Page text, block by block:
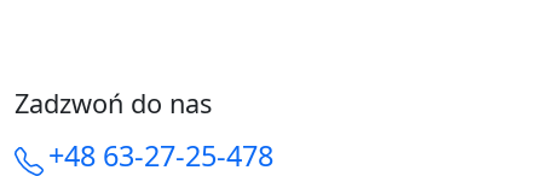
Zadzwoń do nas
+48 63-27-25-478